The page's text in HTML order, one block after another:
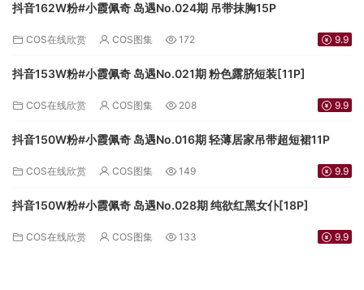
抖音162W粉#小霞佩奇 岛遇No.024期 吊带抹胸15P
COS在线欣赏 COS图集 172 9.9
抖音153W粉#小霞佩奇 岛遇No.021期 粉色露脐短装[11P]
COS在线欣赏 COS图集 208 9.9
抖音150W粉#小霞佩奇 岛遇No.016期 轻薄居家吊带超短裙11P
COS在线欣赏 COS图集 149 9.9
抖音150W粉#小霞佩奇 岛遇No.028期 纯欲红黑女仆[18P]
COS在线欣赏 COS图集 133 9.9